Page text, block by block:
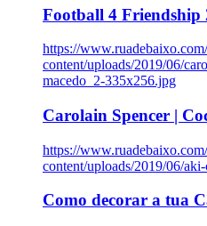
Football 4 Friendship
https://
content/uploads/2019/06/
macedo_2-335x256.jpg
Carolain Spencer |
https://
content/uploads/2019/06/
Como decorar a tua